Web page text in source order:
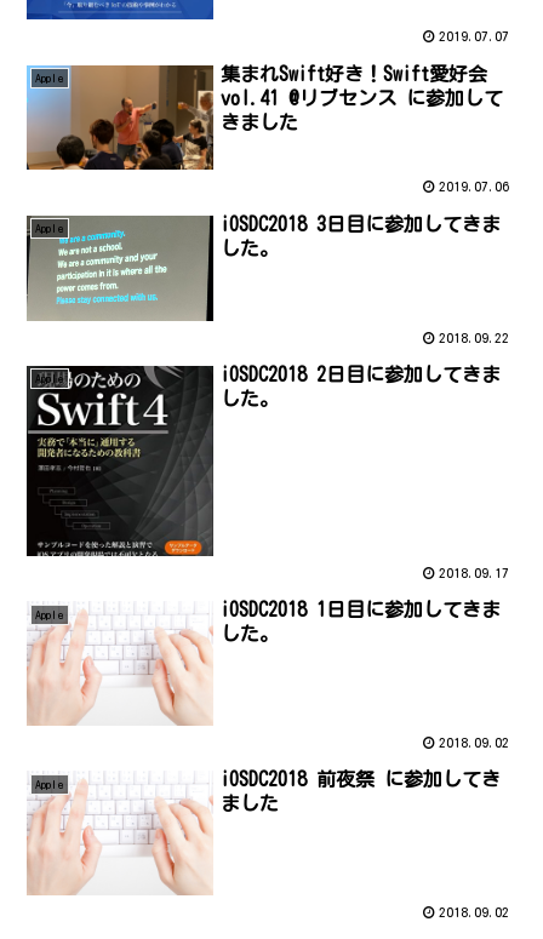
2019.07.07
Apple
集まれSwift好き！Swift愛好会
vol.41 @リブセンス に参加して
きました
2019.07.06
Apple
iOSDC2018 3日目に参加してきま
した。
2018.09.22
Apple
iOSDC2018 2日目に参加してきま
した。
2018.09.17
Apple
iOSDC2018 1日目に参加してきま
した。
2018.09.02
Apple
iOSDC2018 前夜祭 に参加してき
ました
2018.09.02